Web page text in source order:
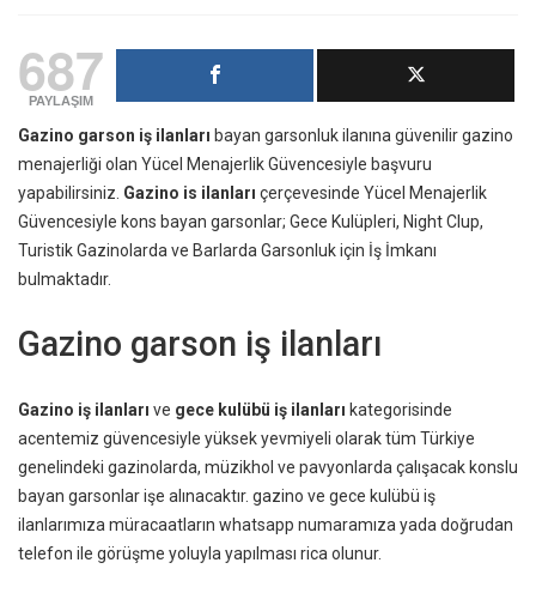
687
PAYLAŞIM
Gazino garson iş ilanları bayan garsonluk ilanına güvenilir gazino
menajerliği olan Yücel Menajerlik Güvencesiyle başvuru
yapabilirsiniz. Gazino is ilanları çerçevesinde Yücel Menajerlik
Güvencesiyle kons bayan garsonlar; Gece Kulüpleri, Night Clup,
Turistik Gazinolarda ve Barlarda Garsonluk için İş İmkanı
bulmaktadır.
Gazino garson iş ilanları
Gazino iş ilanları ve gece kulübü iş ilanları kategorisinde
acentemiz güvencesiyle yüksek yevmiyeli olarak tüm Türkiye
genelindeki gazinolarda, müzikhol ve pavyonlarda çalışacak konslu
bayan garsonlar işe alınacaktır. gazino ve gece kulübü iş
ilanlarımıza müracaatların whatsapp numaramıza yada doğrudan
telefon ile görüşme yoluyla yapılması rica olunur.